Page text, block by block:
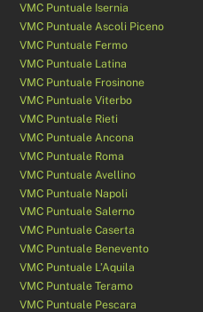
VMC Puntuale Isernia
VMC Puntuale Ascoli Piceno
VMC Puntuale Fermo
VMC Puntuale Latina
VMC Puntuale Frosinone
VMC Puntuale Viterbo
VMC Puntuale Rieti
VMC Puntuale Ancona
VMC Puntuale Roma
VMC Puntuale Avellino
VMC Puntuale Napoli
VMC Puntuale Salerno
VMC Puntuale Caserta
VMC Puntuale Benevento
VMC Puntuale L’Aquila
VMC Puntuale Teramo
VMC Puntuale Pescara